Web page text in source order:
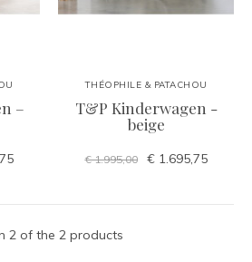
–
THÉOPHILE & PATACHOU
T&P Kinderwagen -
beige
€ 1.995,00 € 1.695,75
2 of the 2 products